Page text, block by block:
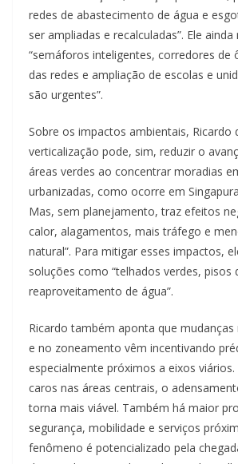
redes de abastecimento de água e
ser ampliadas e recalculadas”. Ele
“semáforos inteligentes, corredores de
das redes e ampliação de escolas e
são urgentes”.
Sobre os impactos ambientais, Ricardo
verticalização pode, sim, reduzir o
áreas verdes ao concentrar moradias
urbanizadas, como ocorre em
Mas, sem planejamento, traz efeitos
calor, alagamentos, mais tráfego e
natural”. Para mitigar esses impactos,
soluções como “telhados verdes, pisos
reaproveitamento de água”.
Ricardo também aponta que
e no zoneamento vêm incentivando
especialmente próximos a eixos viários.
caros nas áreas centrais, o
torna mais viável. Também há maior
segurança, mobilidade e serviços
fenômeno é potencializado pela